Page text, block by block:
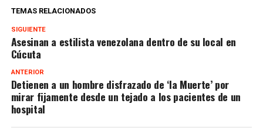
TEMAS RELACIONADOS
SIGUIENTE
Asesinan a estilista venezolana dentro de su local en
Cúcuta
ANTERIOR
Detienen a un hombre disfrazado de ‘la Muerte’ por
mirar fijamente desde un tejado a los pacientes de un
hospital